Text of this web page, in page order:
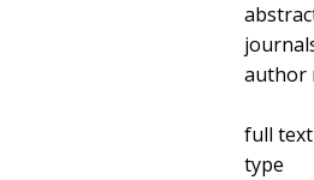
author
full text
type